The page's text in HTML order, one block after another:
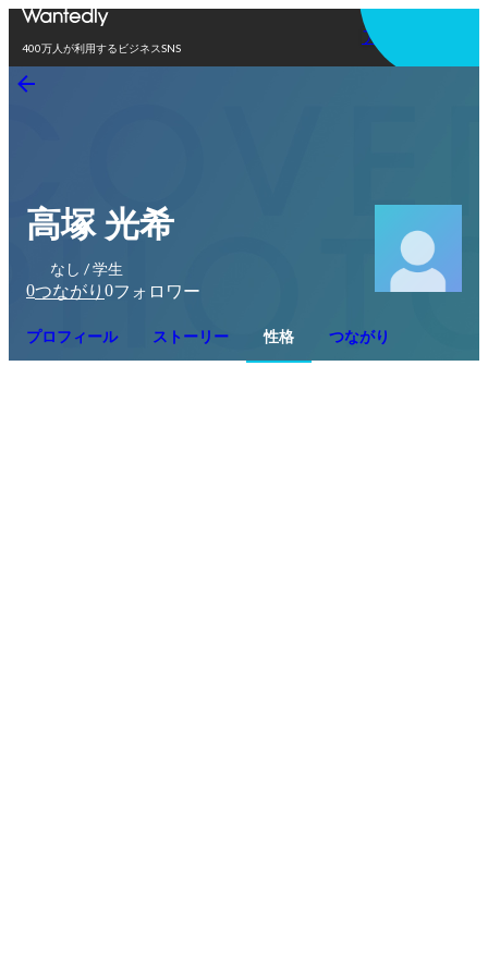
400万人が利用するビジネスSNS
アプリを使う
高塚 光希
なし / 学生
0つながり 0フォロワー
プロフィール ストーリー 性格 つながり